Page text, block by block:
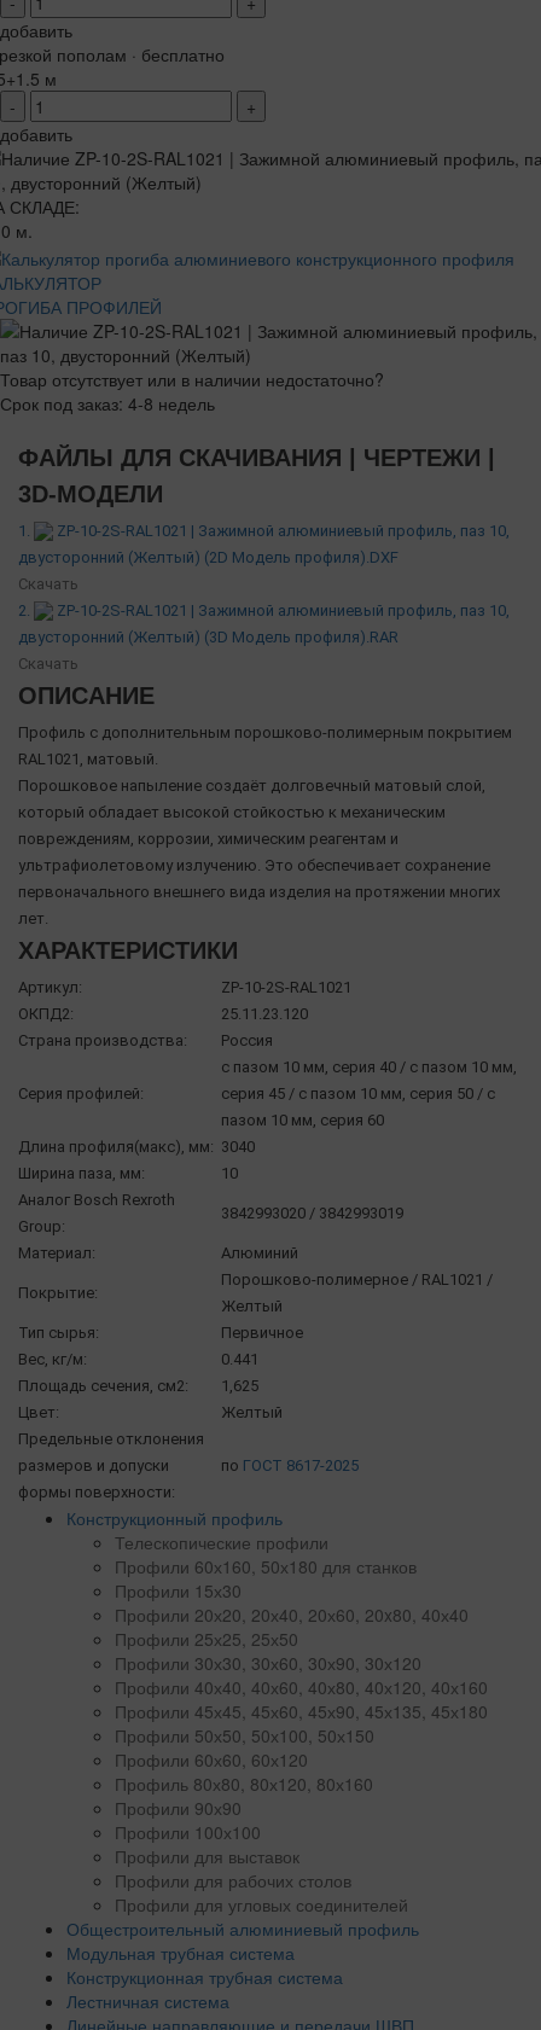
добавить
пополам · бесплатно
м
-
+
добавить
СКЛАДЕ:
м.
ПРОФИЛЕЙ
Товар отсутствует или в наличии недостаточно?
Срок под заказ: 4-8 недель
ФАЙЛЫ ДЛЯ СКАЧИВАНИЯ | ЧЕРТЕЖИ |
3D-МОДЕЛИ
1.
ZP-10-2S-RAL1021 | Зажимной алюминиевый профиль, паз 10,
двусторонний (Желтый) (2D Модель профиля).DXF
Скачать
2.
ZP-10-2S-RAL1021 | Зажимной алюминиевый профиль, паз 10,
двусторонний (Желтый) (3D Модель профиля).RAR
Скачать
ОПИСАНИЕ
Профиль с дополнительным порошково-полимерным покрытием
RAL1021, матовый.
Порошковое напыление создаёт долговечный матовый слой,
который обладает высокой стойкостью к механическим
повреждениям, коррозии, химическим реагентам и
ультрафиолетовому излучению. Это обеспечивает сохранение
первоначального внешнего вида изделия на протяжении многих
лет.
ХАРАКТЕРИСТИКИ
Артикул:
ZP-10-2S-RAL1021
ОКПД2:
25.11.23.120
Страна производства:
Россия
Серия профилей:
с пазом 10 мм, серия 40 / с пазом 10 мм,
серия 45 / с пазом 10 мм, серия 50 / с
пазом 10 мм, серия 60
Длина профиля(макс), мм: 3040
Ширина паза, мм:
10
Аналог Bosch Rexroth
Group:
3842993020 / 3842993019
Материал: Алюминий
Покрытие:
Порошково-полимерное / RAL1021 /
Желтый
Тип сырья:
Первичное
Вес, кг/м:
0.441
Площадь сечения, см2:
1,625
Цвет:
Желтый
Предельные отклонения
размеров и допуски
формы поверхности:
по ГОСТ 8617-2025
Конструкционный профиль
Телескопические профили
Профили 60х160, 50х180 для станков
Профили 15х30
Профили 20х20, 20х40, 20х60, 20x80, 40х40
Профили 25х25, 25х50
Профили 30х30, 30х60, 30х90, 30х120
Профили 40х40, 40х60, 40х80, 40х120, 40х160
Профили 45х45, 45х60, 45х90, 45х135, 45х180
Профили 50х50, 50х100, 50х150
Профили 60х60, 60х120
Профиль 80х80, 80х120, 80х160
Профили 90х90
Профили 100х100
Профили для выставок
Профили для рабочих столов
Профили для угловых соединителей
Общестроительный алюминиевый профиль
Модульная трубная система
Конструкционная трубная система
Лестничная система
Линейные направляющие и передачи ШВП